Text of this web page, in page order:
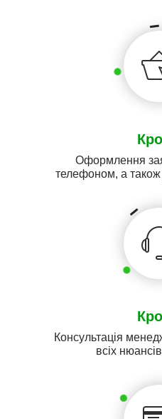
Оформлення
телефоном, а
Консультація
всіх